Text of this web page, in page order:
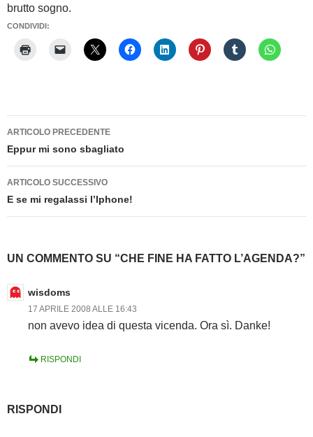
brutto sogno.
CONDIVIDI:
Navigazione
articolo
ARTICOLO PRECEDENTE
Eppur mi sono sbagliato
ARTICOLO SUCCESSIVO
E se mi regalassi l’Iphone!
UN COMMENTO SU “CHE FINE HA FATTO L’AGENDA?”
wisdoms
17 APRILE 2008 ALLE 16:43
non avevo idea di questa vicenda. Ora sì. Danke!
RISPONDI
RISPONDI